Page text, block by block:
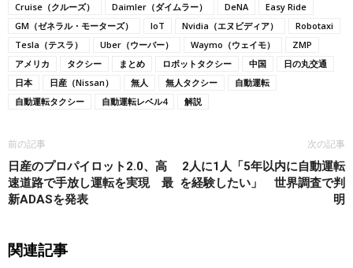
Cruise（クルーズ）
Daimler（ダイムラー） DeNA
Easy Ride
GM（ゼネラル・モーターズ）
IoT Nvidia（エヌビディア）
Robotaxi
Tesla（テスラ）
Uber（ウーバー） Waymo（ウェイモ）
ZMP
アメリカ
タクシー まとめ ロボットタクシー 中国
日の丸交通
日本
日産（Nissan） 無人 無人タクシー
自動運転
自動運転タクシー
自動運転レベル4 解説
前の記事
日産のプロパイロット2.0、高
速道路で手放し運転を実現 最
新ADASを発表
次の記事
2人に1人「5年以内に自動運転
を経験したい」 世界調査で判
明
関連記事